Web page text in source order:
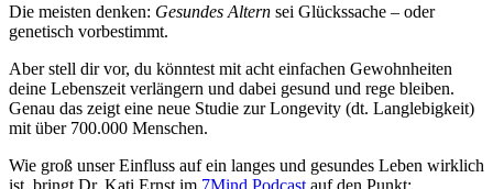
Die meisten denken: Gesundes Altern sei Glückssache – oder
genetisch vorbestimmt.
Aber stell dir vor, du könntest mit acht einfachen Gewohnheiten
deine Lebenszeit verlängern und dabei gesund und rege bleiben.
Genau das zeigt eine neue Studie zur Longevity (dt. Langlebigkeit)
mit über 700.000 Menschen.
Wie groß unser Einfluss auf ein langes und gesundes Leben wirklich
ist, bringt Dr. Kati Ernst im 7Mind Podcast auf den Punkt: